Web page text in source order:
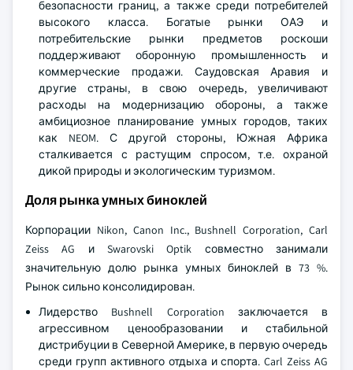
безопасности границ, а также среди потребителей
высокого класса. Богатые рынки ОАЭ и
потребительские рынки предметов роскоши
поддерживают оборонную промышленность и
коммерческие продажи. Саудовская Аравия и
другие страны, в свою очередь, увеличивают
расходы на модернизацию обороны, а также
амбициозное планирование умных городов, таких
как NEOM. С другой стороны, Южная Африка
сталкивается с растущим спросом, т.е. охраной
дикой природы и экологическим туризмом.
Доля рынка умных биноклей
Корпорации Nikon, Canon Inc., Bushnell Corporation, Carl
Zeiss AG и Swarovski Optik совместно занимали
значительную долю рынка умных биноклей в 73 %.
Рынок сильно консолидирован.
Лидерство Bushnell Corporation заключается в
агрессивном ценообразовании и стабильной
дистрибуции в Северной Америке, в первую очередь
среди групп активного отдыха и спорта. Carl Zeiss AG